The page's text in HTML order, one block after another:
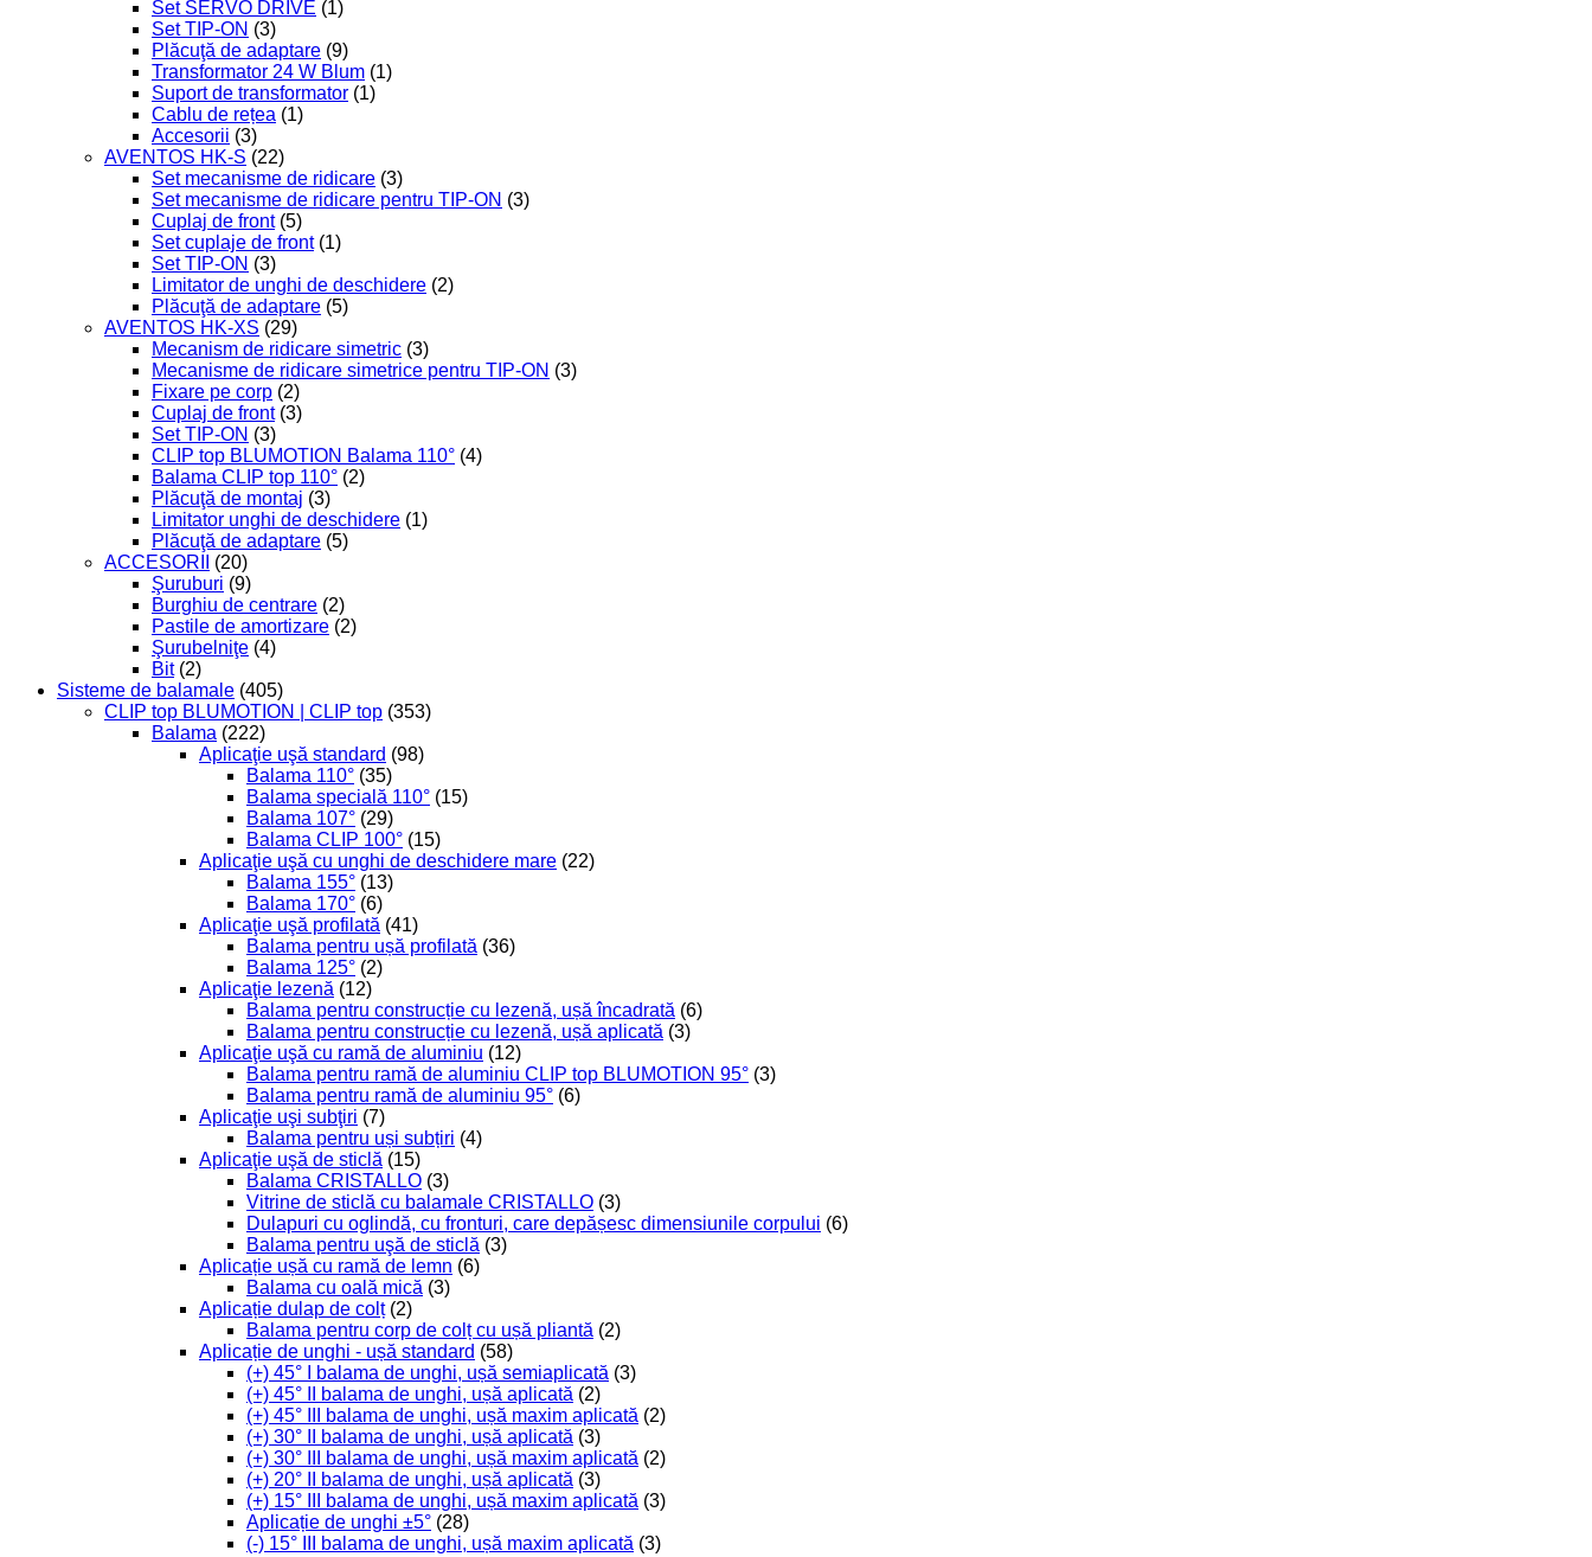
Set SERVO DRIVE (1)
Set TIP-ON (3)
Plăcuţă de adaptare (9)
Transformator 24 W Blum (1)
Suport de transformator (1)
Cablu de rețea (1)
Accesorii (3)
AVENTOS HK-S (22)
Set mecanisme de ridicare (3)
Set mecanisme de ridicare pentru TIP-ON (3)
Cuplaj de front (5)
Set cuplaje de front (1)
Set TIP-ON (3)
Limitator de unghi de deschidere (2)
Plăcuţă de adaptare (5)
AVENTOS HK-XS (29)
Mecanism de ridicare simetric (3)
Mecanisme de ridicare simetrice pentru TIP-ON (3)
Fixare pe corp (2)
Cuplaj de front (3)
Set TIP-ON (3)
CLIP top BLUMOTION Balama 110° (4)
Balama CLIP top 110° (2)
Plăcuţă de montaj (3)
Limitator unghi de deschidere (1)
Plăcuţă de adaptare (5)
ACCESORII
(20)
Şuruburi (9)
Burghiu de centrare (2)
Pastile de amortizare (2)
Şurubelniţe (4)
Bit (2)
Sisteme de balamale (405)
CLIP top BLUMOTION | CLIP top (353)
Balama (222)
Aplicaţie uşă standard (98)
Balama 110° (35)
Balama specială 110° (15)
Balama 107° (29)
Balama CLIP 100° (15)
Aplicaţie uşă cu unghi de deschidere mare (22)
Balama 155° (13)
Balama 170° (6)
Aplicaţie uşă profilată (41)
Balama pentru ușă profilată (36)
Balama 125° (2)
Aplicaţie lezenă (12)
Balama pentru construcție cu lezenă, ușă încadrată (6)
Balama pentru construcție cu lezenă, ușă aplicată (3)
Aplicaţie uşă cu ramă de aluminiu (12)
Balama pentru ramă de aluminiu CLIP top BLUMOTION 95° (3)
Balama pentru ramă de aluminiu 95° (6)
Aplicaţie uşi subţiri (7)
Balama pentru uși subțiri (4)
Aplicaţie uşă de sticlă (15)
Balama CRISTALLO (3)
Vitrine de sticlă cu balamale CRISTALLO (3)
Dulapuri cu oglindă, cu fronturi, care depășesc dimensiunile corpului (6)
Balama pentru uşă de sticlă (3)
Aplicație ușă cu ramă de lemn (6)
Balama cu oală mică (3)
Aplicație dulap de colț (2)
Balama pentru corp de colț cu ușă pliantă (2)
Aplicație de unghi - ușă standard (58)
(+) 45° I balama de unghi, ușă semiaplicată (3)
(+) 45° II balama de unghi, ușă aplicată (2)
(+) 45° III balama de unghi, ușă maxim aplicată (2)
(+) 30° II balama de unghi, ușă aplicată (3)
(+) 30° III balama de unghi, ușă maxim aplicată (2)
(+) 20° II balama de unghi, ușă aplicată (3)
(+) 15° III balama de unghi, ușă maxim aplicată (3)
Aplicație de unghi ±5° (28)
(-) 15° III balama de unghi, ușă maxim aplicată (3)